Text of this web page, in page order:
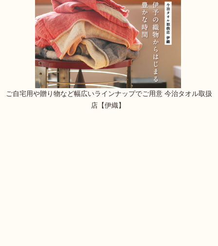
ご自宅用や贈り物など幅広いラインナップでご用意 今治タオル取扱
店【伊織】